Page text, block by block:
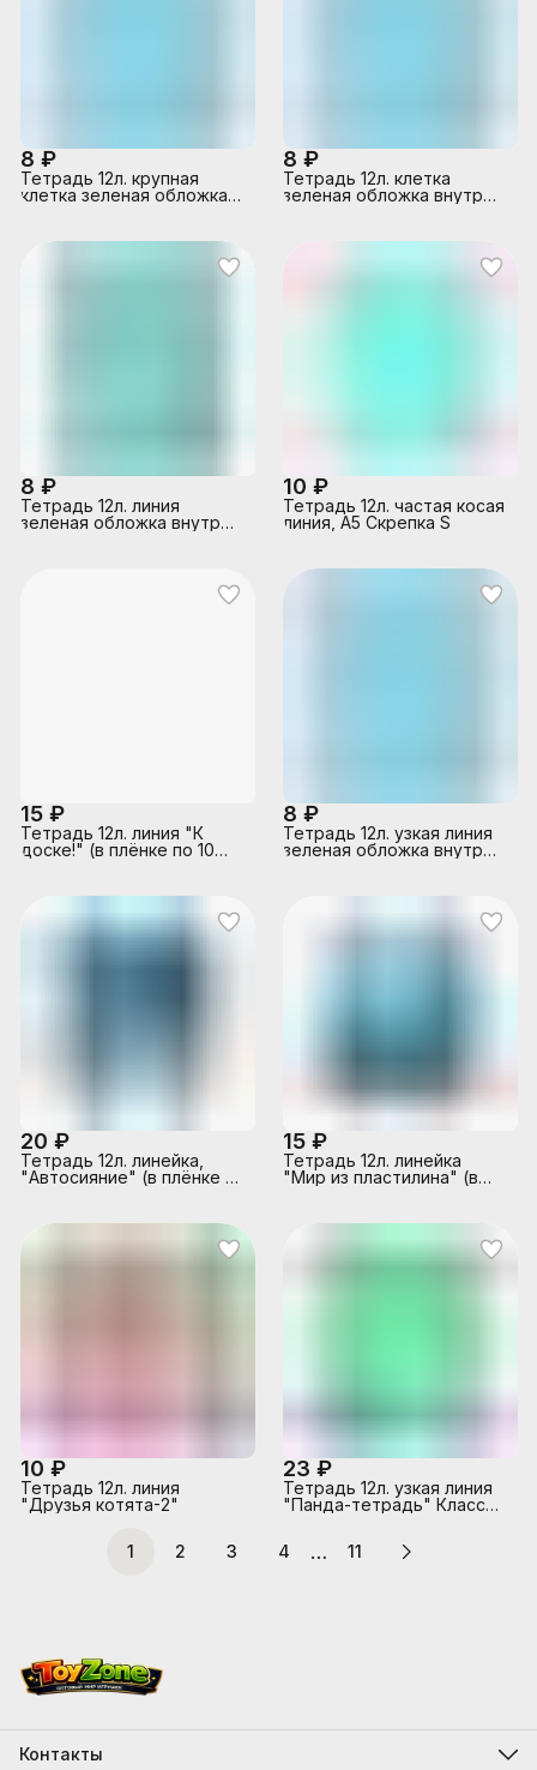
8 ₽
Тетрадь 12л. крупная
клетка зеленая обложка
60г/м2
8 ₽
Тетрадь 12л. клетка
зеленая обложка внутр
8 ₽
Тетрадь 12л. линия
зеленая обложка внутр
10 ₽
Тетрадь 12л. частая косая
линия, А5 Скрепка S
15 ₽
Тетрадь 12л. линия "К
доске!" (в плёнке по 10
8 ₽
Тетрадь 12л. узкая линия
зеленая обложка внутр
20 ₽
Тетрадь 12л. линейка,
"Автосияние" (в плёнке по
15 ₽
Тетрадь 12л. линейка
"Мир из пластилина" (в
10 ₽
Тетрадь 12л. линия
"Друзья котята-2"
23 ₽
Тетрадь 12л. узкая линия
"Панда-тетрадь" Класс
1
2 3 4 … 11
Контакты